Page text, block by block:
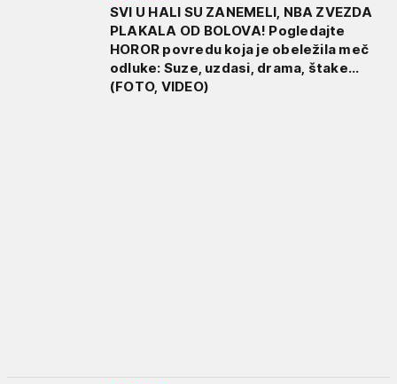
SVI U HALI SU ZANEMELI, NBA ZVEZDA
PLAKALA OD BOLOVA! Pogledajte
HOROR povredu koja je obeležila meč
odluke: Suze, uzdasi, drama, štake...
(FOTO, VIDEO)